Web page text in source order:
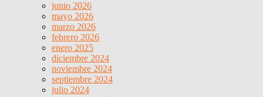
junio 2026
mayo 2026
marzo 2026
febrero 2026
enero 2025
diciembre 2024
noviembre 2024
septiembre 2024
julio 2024